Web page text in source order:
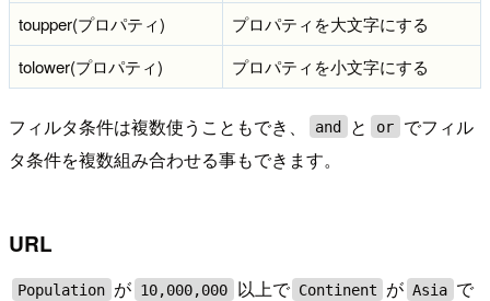
toupper(プロパティ)
プロパティを大文字にする
tolower(プロパティ)
プロパティを小文字にする
フィルタ条件は複数使うこともでき、 and と or
でフィル
タ条件を複数組み合わせる事もできます。
URL
Population が 10,000,000 以上で Continent が Asia で